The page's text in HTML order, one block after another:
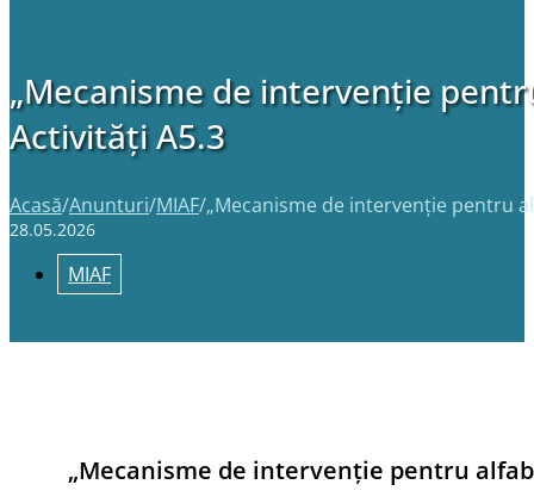
„Mecanisme de intervenție
Activități A5.3
Acasă/Anunturi/MIAF/„Mecanisme de intervenție pentru
28.05.2026
MIAF
„Mecanisme de intervenție pentru